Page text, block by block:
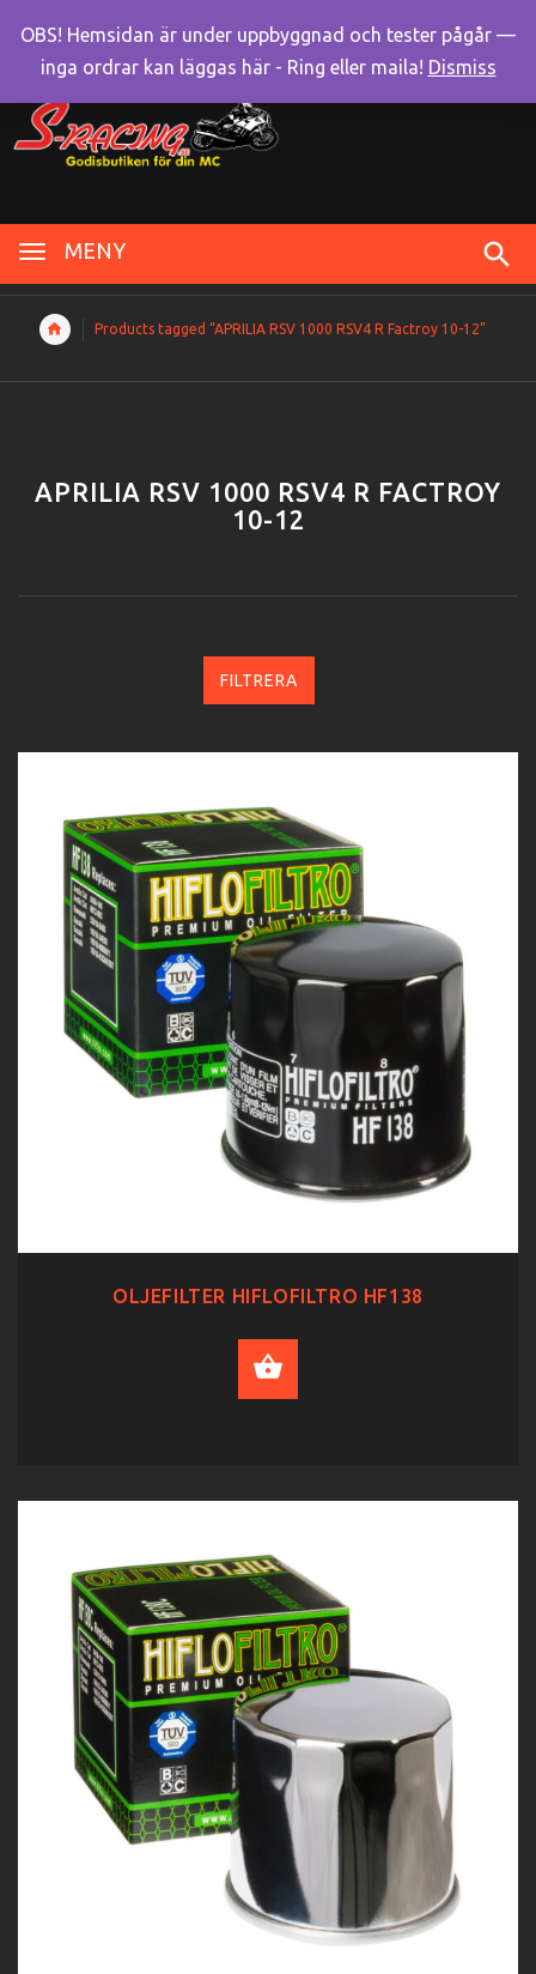
MENY
Products tagged “APRILIA RSV 1000 RSV4 R Factroy 10-12”
APRILIA RSV 1000 RSV4 R FACTROY
10-12
FILTRERA
OLJEFILTER HIFLOFILTRO HF138
OBS! Hemsidan är under uppbyggnad och tester pågår —
inga ordrar kan läggas här - Ring eller maila! Dismiss